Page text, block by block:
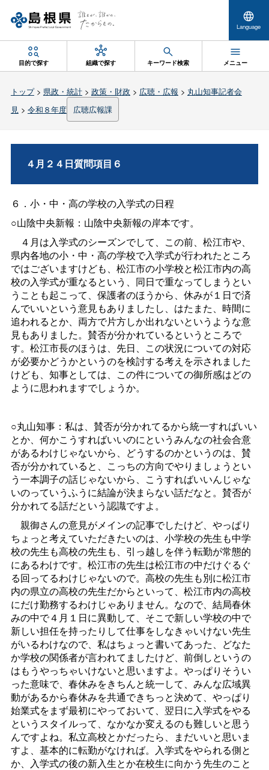
Language
目的で探す 組織で探す キーワード検索 メニュー
トップ> 県政・統計> 政策・財政 > 広聴・広報 > 丸山知事記者会
見> 令和８年度 広聴広報課
４月２４日質問項目６
６．小・中・高の学校の入学式の日程
○山陰中央新報：山陰中央新報の岸本です。
４月は入学式のシーズンでして、この前、松江市や、
県内各地の小・中・高の学校で入学式が行われたところ
ではございますけども、松江市の小学校と松江市内の高
校の入学式が重なるという、同日で重なってしまうとい
うことも起こって、保護者のほうから、休みが１日で済
んでいいという意見もありましたし、はたまた、時間に
追われるとか、両方で片方しか出れないというような意
見もありました。賛否が分かれているというところで
す。松江市長のほうは、先日、この状況についての対応
が必要かどうかというのを検討する考えを示されました
けども、知事としては、この件についての御所感はどの
ように思われますでしょうか。
○丸山知事：私は、賛否が分かれてるから統一すればいい
とか、何かこうすればいいのにというみんなの社会合意
があるわけじゃないから、どうするのかというのは、賛
否が分かれていると、こっちの方向でやりましょうとい
う一本調子の話じゃないから、こうすればいいんじゃな
いのっていうふうに結論が決まらない話だなと。賛否が
分かれてる話だという認識ですよ。
親御さんの意見がメインの記事でしたけど、やっぱり
ちょっと考えていただきたいのは、小学校の先生も中学
校の先生も高校の先生も、引っ越しを伴う転勤が常態的
にあるわけです。松江市の先生は松江市の中だけぐるぐ
る回ってるわけじゃないので。高校の先生も別に松江市
内の県立の高校の先生だからといって、松江市内の高校
にだけ勤務するわけじゃありません。なので、結局春休
みの中で４月１日に異動して、そこで新しい学校の中で
新しい担任を持ったりして仕事をしなきゃいけない先生
がいるわけなので、私はちょっと書いてあった、どなた
か学校の関係者が言われてましたけど、前倒しというの
はもうやっちゃいけないと思いますよ。やっぱりそうい
った意味で、春休みをきちんと統一して、みんな広域異
動があるから春休みを共通できちっと決めて、やっぱり
始業式をまず最初にやっておいて、翌日に入学式をやる
というスタイルって、なかなか変えるのも難しいと思う
んですよね。私立高校とかだったら、まだいいと思いま
すよ、基本的に転勤がなければ。入学式をやられる側と
か、入学式の後の新入生とか在校生に向かう先生のこと